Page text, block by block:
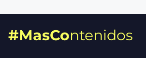
#MasContenidos